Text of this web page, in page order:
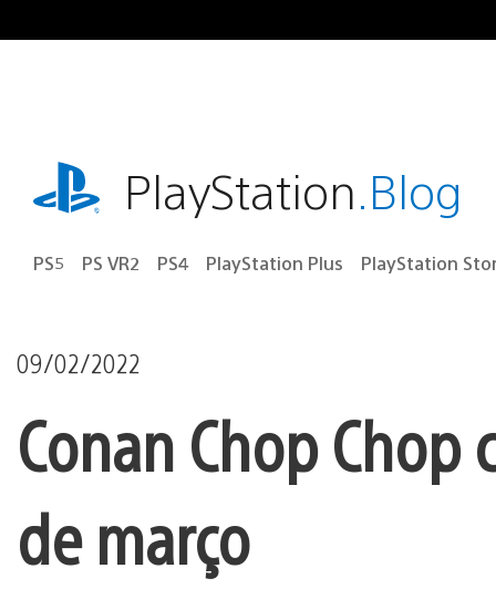
para
playstation.comPlayStation.Blog
PS5 PS VR2 PS4 PlayStation Plus PlayStation
09/02/2022
Conan Chop Chop
de março